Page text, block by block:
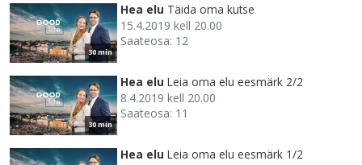
30 min
Hea elu Täida oma kutse
15.4.2019 kell 20.00
Saateosa: 12
30 min
Hea elu Leia oma elu eesmärk 2/2
8.4.2019 kell 20.00
Saateosa: 11
Hea elu Leia oma elu eesmärk 1/2